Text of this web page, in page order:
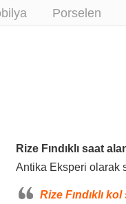
Porselen
Rize Fındıklı saat
Antika Eksperi olarak
Rize Fındıklı